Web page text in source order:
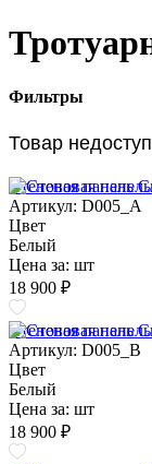
Фильтры
Товар
Стеновая панель
Артикул: D005_A
Цвет
Белый
Цена за: шт
18 900 ₽
Стеновая панель
Артикул: D005_B
Цвет
Белый
Цена за: шт
18 900 ₽